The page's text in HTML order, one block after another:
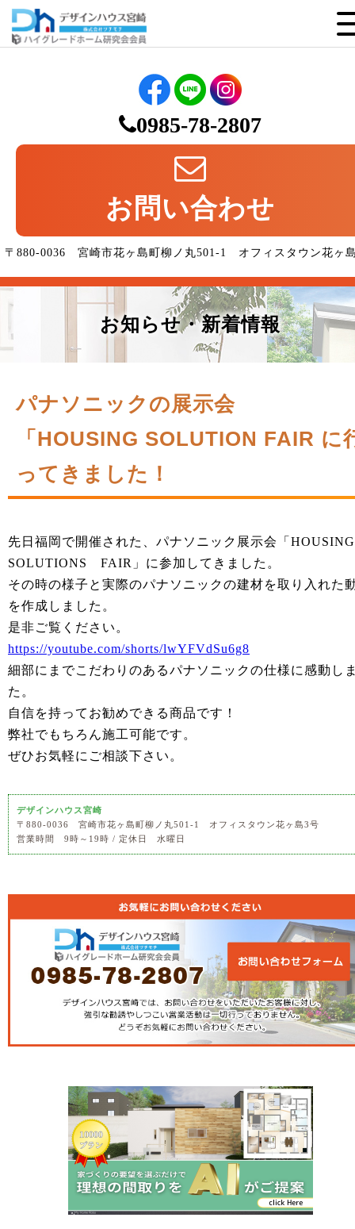
0985-78-2807
お問い合わせ
〒880-0036 宮崎市花ヶ島町柳ノ丸501-1 オフィスタウン花ヶ
お知らせ・新着情報
パナソニックの展示会
「HOUSING SOLUTION FAIR に
ってきました！
先日福岡で開催された、パナソニック展示会「
SOLUTIONS FAIR」に参加してきました。
その時の様子と実際のパナソニックの建材を取り入れた
を作成しました。
是非ご覧ください。
https://youtube.com/shorts/lwYFVdSu6g8
細部にまでこだわりのあるパナソニックの仕様に感動し
た。
自信を持ってお勧めできる商品です！
弊社でもちろん施工可能です。
ぜひお気軽にご相談下さい。
デザインハウス宮崎
〒880-0036 宮崎市花ヶ島町柳ノ丸501-1 オフィスタウン花ヶ島3号
営業時間 9時～19時 / 定休日 水曜日